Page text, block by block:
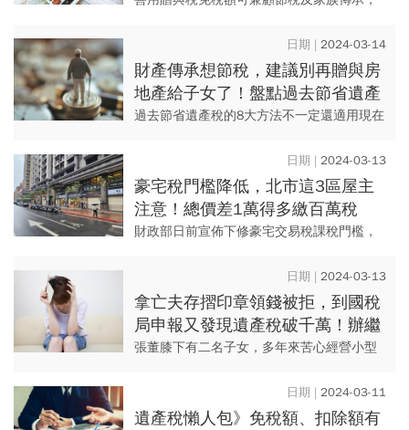
稅工具時常有兩大誤解，第一是誤解「每
年」起算時間，第二是誤解「每...
2024-03-14
財產傳承想節稅，建議別再贈與房
地產給子女了！盤點過去節省遺產
稅8大方法，哪些不適用現在法
過去節省遺產稅的8大方法不一定還適用現在
2024-03-13
豪宅稅門檻降低，北市這3區屋主
注意！總價差1萬得多繳百萬稅
金…怎麼精算才能省錢？
財政部日前宣佈下修豪宅交易稅課稅門檻，
舊制條件高總價房屋的屋主措手不及，以台
北市為例，從7千萬降為...
2024-03-13
拿亡夫存摺印章領錢被拒，到國稅
局申報又發現遺產稅破千萬！辦繼
承卻現金不夠、遺產不能動怎麼
張董膝下有二名子女，多年來苦心經營小型
頗具規模，每日忙進忙出雖然談不上大富大
貴，但也累積不少財富，資...
2024-03-11
遺產稅懶人包》免稅額、扣除額有